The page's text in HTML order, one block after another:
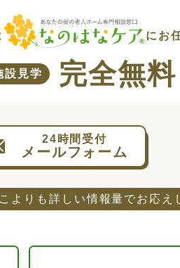
にお
設見学 完全無料
24時間受付
メールフォーム
よりも詳しい情報量でお応え